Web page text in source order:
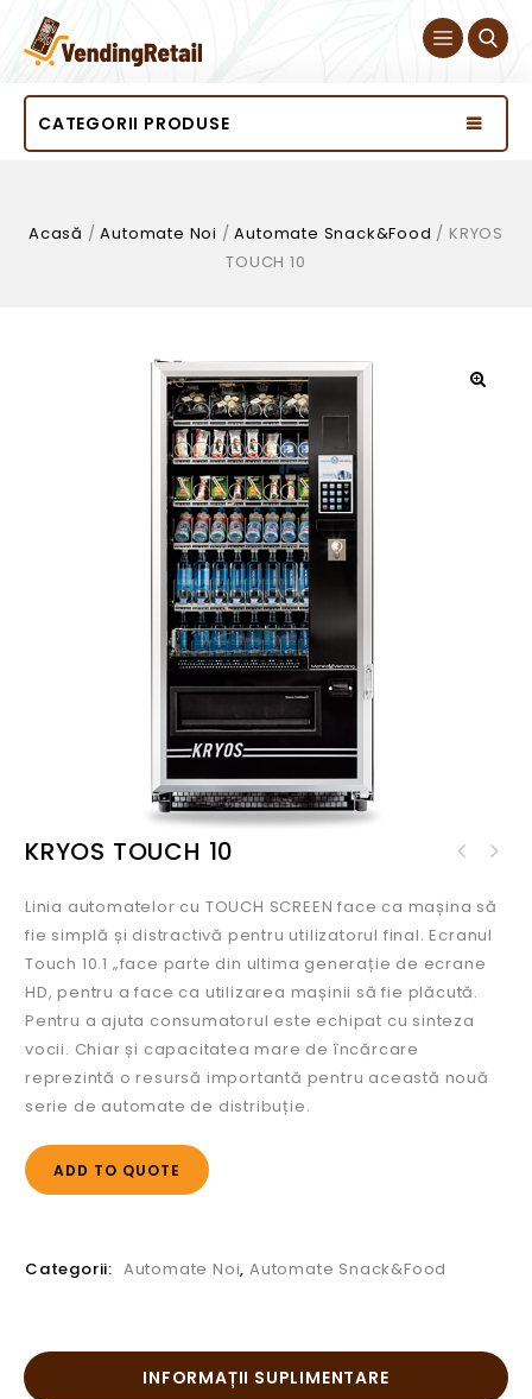
CATEGORII PRODUSE
Acasă /Automate Noi /Automate Snack&Food / KRYOS
TOUCH 10
KRYOS TOUCH 10
Linia automatelor cu TOUCH SCREEN face ca mașina să
fie simplă și distractivă pentru utilizatorul final. Ecranul
Touch 10.1 „face parte din ultima generație de ecrane
HD, pentru a face ca utilizarea mașinii să fie plăcută.
Pentru a ajuta consumatorul este echipat cu sinteza
vocii. Chiar și capacitatea mare de încărcare
reprezintă o resursă importantă pentru această nouă
serie de automate de distribuție.
ADD TO QUOTE
Categorii: Automate Noi,Automate Snack&Food
INFORMAȚII SUPLIMENTARE